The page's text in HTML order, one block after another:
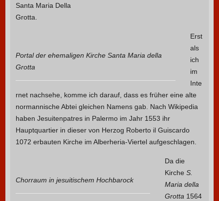
Santa Maria Della
Grotta.
Portal der ehemaligen Kirche Santa Maria della
Grotta
Erst
als
ich
im
Inte
rnet nachsehe, komme ich darauf, dass es früher eine alte
normannische Abtei gleichen Namens gab. Nach Wikipedia
haben Jesuitenpatres in Palermo im Jahr 1553 ihr
Hauptquartier in dieser von Herzog Roberto il Guiscardo
1072 erbauten Kirche im Alberheria-Viertel aufgeschlagen.
Chorraum in jesuitischem Hochbarock
Da die
Kirche S.
Maria della
Grotta1564